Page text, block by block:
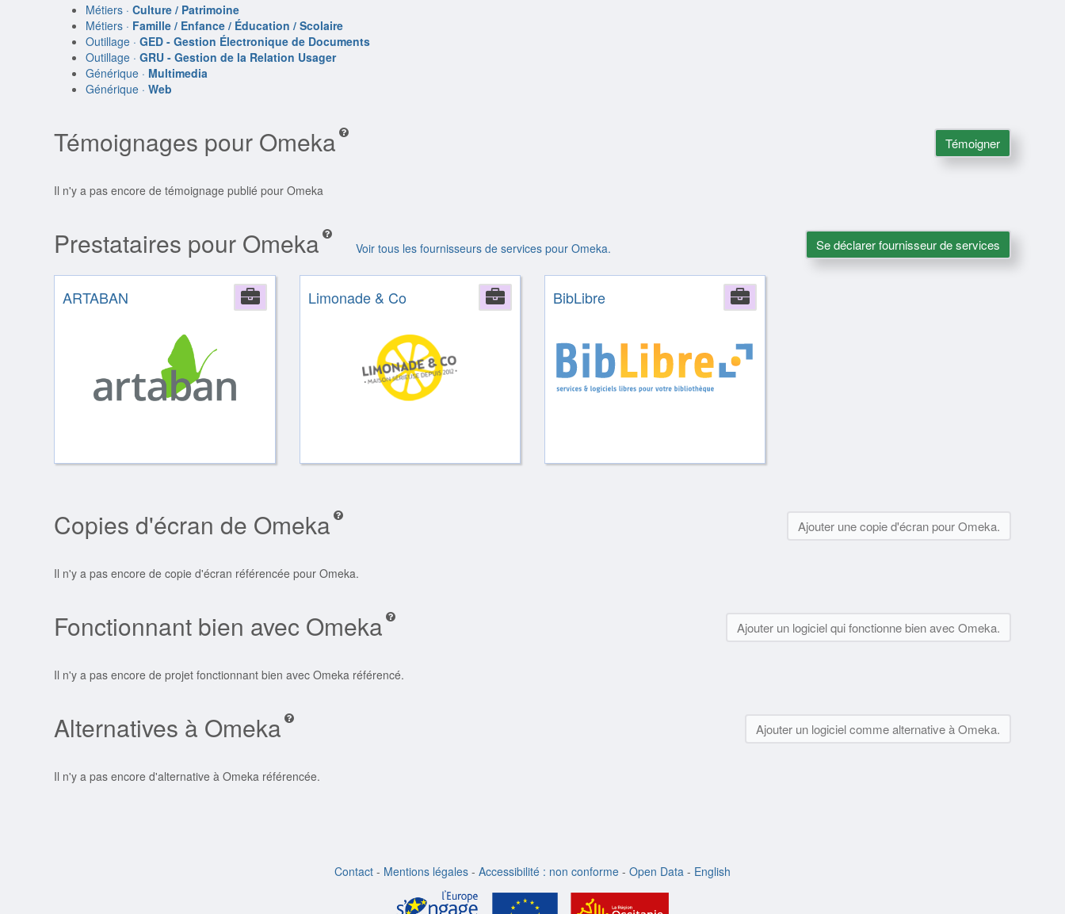
Métiers ·Culture / Patrimoine
Métiers · Famille / Enfance / Éducation / Scolaire
Outillage ·GED - Gestion Électronique de Documents
Outillage ·GRU - Gestion de la Relation Usager
Générique · Multimedia
Générique ·Web
Témoignages pour Omeka Témoigner
Il n'y a pas encore de témoignage publié pour Omeka
Prestataires pour Omeka Voir tous les fournisseurs de services pour Omeka. Se déclarer fournisseur de services
Company
ARTABAN Company
Limonade & Co Company
BibLibre
Copies d'écran de Omeka Ajouter une copie d'écran pour Omeka.
Il n'y a pas encore de copie d'écran référencée pour Omeka.
Fonctionnant bien avec Omeka Ajouter un logiciel qui fonctionne bien avec Omeka.
Il n'y a pas encore de projet fonctionnant bien avec Omeka référencé.
Alternatives à Omeka Ajouter un logiciel comme alternative à Omeka.
Il n'y a pas encore d'alternative à Omeka référencée.
Contact - Mentions légales - Accessibilité : non conforme - Open Data - English